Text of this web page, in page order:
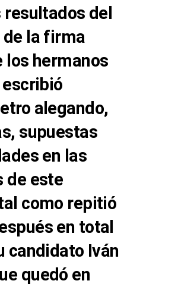
resultados del
la firma
los hermanos
alegando,
supuestas
en las
de este
como repitió
en total
candidato Iván
quedó en